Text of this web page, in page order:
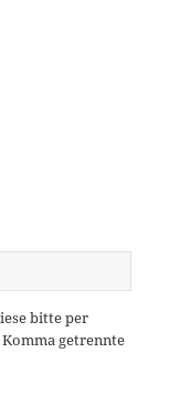
bitte per
getrennte